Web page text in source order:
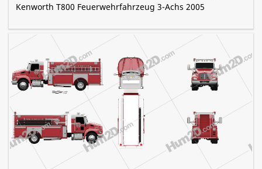
Kenworth T800 Feuerwehrfahrzeug 3-Achs 2005